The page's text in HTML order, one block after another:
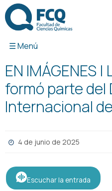
contenido
EN IMÁGENES
formó parte del
Internacional
4 de junio de 2025
Escuchar la entrada